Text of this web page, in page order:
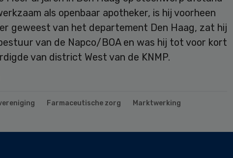
als openbaar apotheker, is hij voorheen
geweest van het departement Den Haag, zat hij
van de Napco/BOA en was hij tot voor kort
van district West van de KNMP.
Farmaceutische zorg Marktwerking